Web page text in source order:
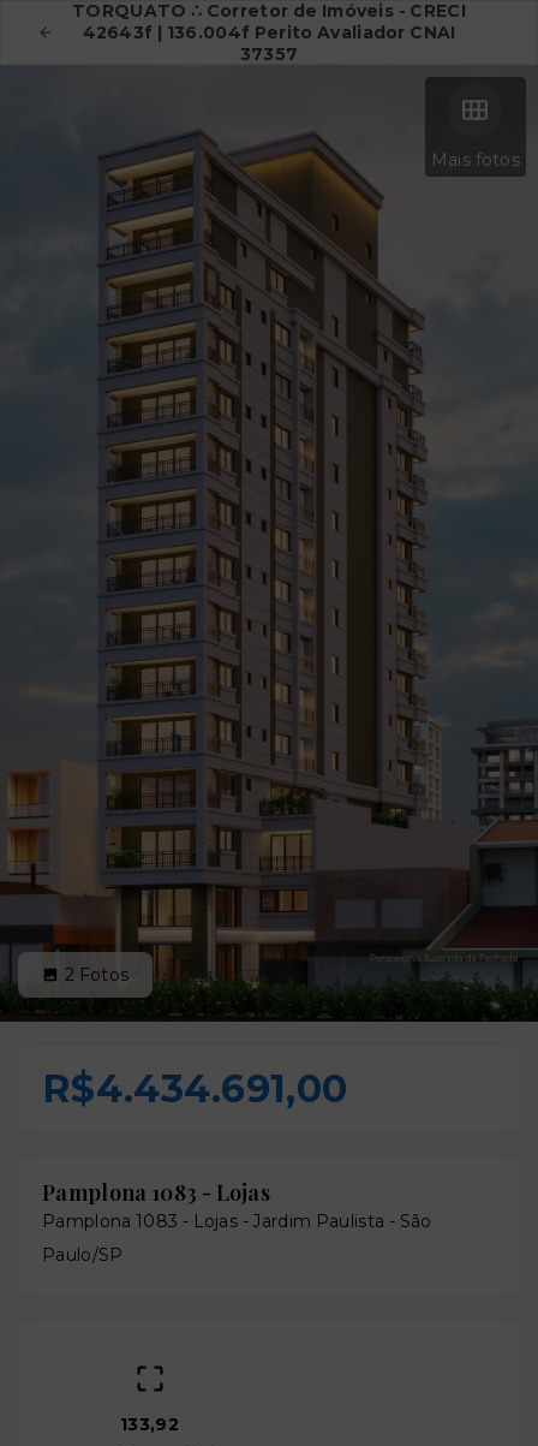
TORQUATO ∴ Corretor de Imóveis - CRECI
42643f | 136.004f Perito Avaliador CNAI
37357
Mais fotos
2 Fotos
R$4.434.691,00
Pamplona 1083 - Lojas
Pamplona 1083 - Lojas -Jardim Paulista - São
Paulo/SP
133,92